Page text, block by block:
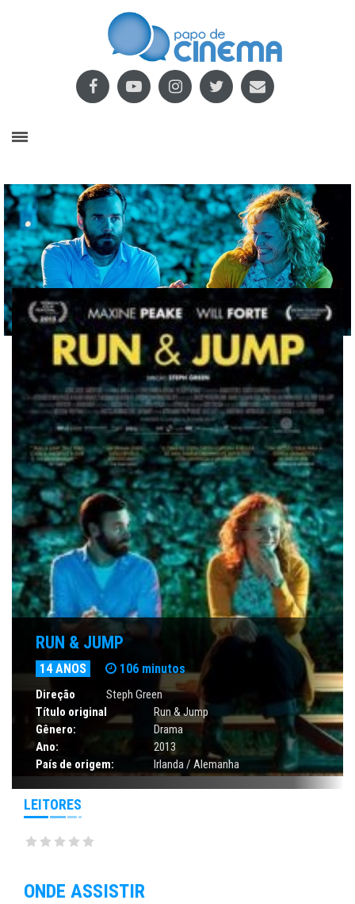
RUN & JUMP
14 ANOS 106 minutos
Direção
Steph Green
Título original
Run & Jump
Gênero:
Drama
Ano:
2013
País de origem:
Irlanda / Alemanha
LEITORES
ONDE ASSISTIR